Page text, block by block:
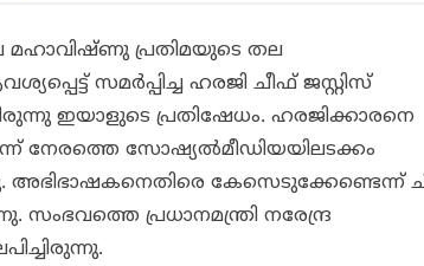
മഹാവിഷ്ണു പ്രതിമയുടെ തല
സമര്‍പ്പിച്ച ഹരജി ചീഫ് ജസ്റ്റിസ്
ഇയാളുടെ പ്രതിഷേധം. ഹരജിക്കാരനെ
നേരത്തെ സോഷ്യല്‍മീഡിയയിലടക്കം
അഭിഭാഷകനെതിരെ കേസെടുക്കേണ്ടെന്ന്
സംഭവത്തെ പ്രധാനമന്ത്രി നരേന്ദ്ര